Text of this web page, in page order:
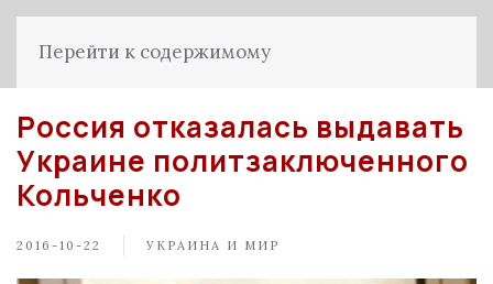
Перейти к содержимому
Россия отказалась выдавать
Украине политзаключенного
Кольченко
2016-10-22 УКРАИНА И МИР